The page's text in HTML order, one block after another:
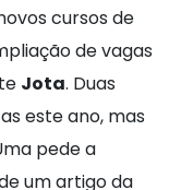
cursos de
de vagas
Jota. Duas
este ano, mas
pede a
um artigo da